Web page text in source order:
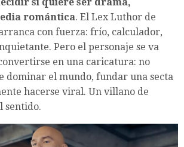
romántica. El Lex Luthor de
con fuerza: frío, calculador,
Pero el personaje se va
en una caricatura: no
dominar el mundo, fundar una secta
hacerse viral. Un villano de
sentido.